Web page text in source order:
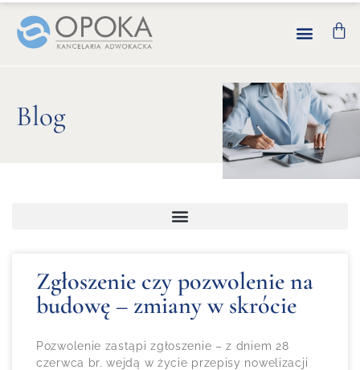
Blog
Zgłoszenie czy pozwolenie na
budowę – zmiany w skrócie
Pozwolenie zastąpi zgłoszenie – z dniem 28
czerwca br. wejdą w życie przepisy nowelizacji